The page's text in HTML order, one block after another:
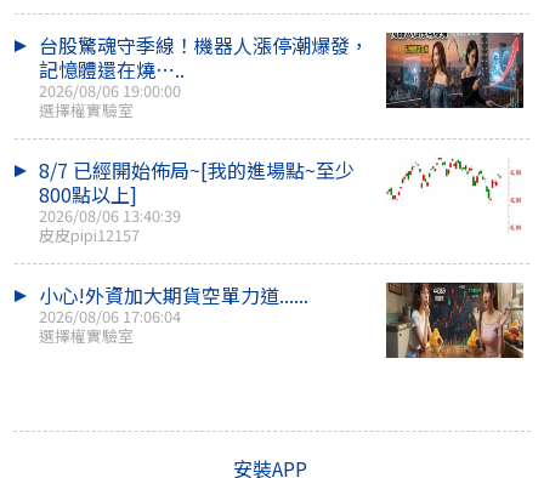
台股驚魂守季線！機器人漲停潮爆發，
記憶體還在燒…..
2026/08/06 19:00:00
選擇權實驗室
8/7 已經開始佈局~[我的進場點~至少
800點以上]
2026/08/06 13:40:39
皮皮pipi12157
小心!外資加大期貨空單力道......
2026/08/06 17:06:04
選擇權實驗室
安裝APP